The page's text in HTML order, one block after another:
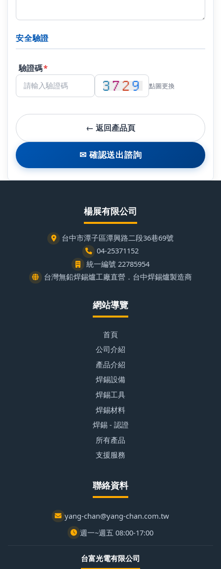
安全驗證
驗證碼*
點圖更換
← 返回產品頁
✉ 確認送出諮詢
楊展有限公司
台中市潭子區潭興路二段36巷69號
04-25371152
統一編號 22785954
台灣無鉛焊錫爐工廠直營．台中焊錫爐製造商
網站導覽
首頁
公司介紹
產品介紹
焊錫設備
焊錫工具
焊錫材料
焊錫 - 認證
所有產品
支援服務
聯絡資料
yang-chan@yang-chan.com.tw
週一~週五 08:00-17:00
台富光電有限公司